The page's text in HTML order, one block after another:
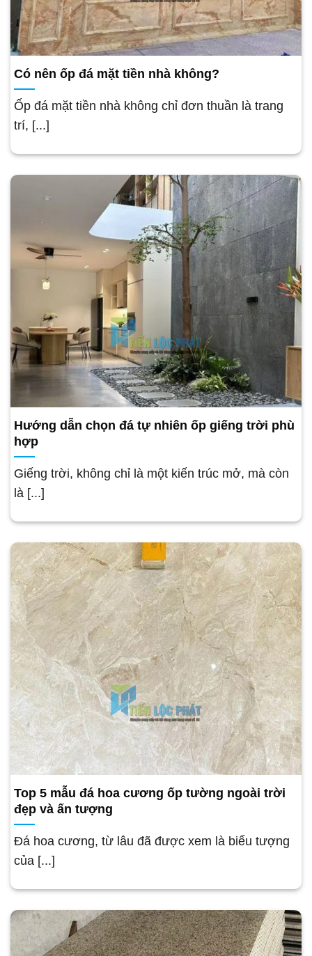
Có nên ốp đá mặt tiền nhà không?
Ốp đá mặt tiền nhà không chỉ đơn thuần là trang
trí, [...]
Hướng dẫn chọn đá tự nhiên ốp giếng trời phù
hợp
Giếng trời, không chỉ là một kiến trúc mở, mà còn
là [...]
Top 5 mẫu đá hoa cương ốp tường ngoài trời
đẹp và ấn tượng
Đá hoa cương, từ lâu đã được xem là biểu tượng
của [...]